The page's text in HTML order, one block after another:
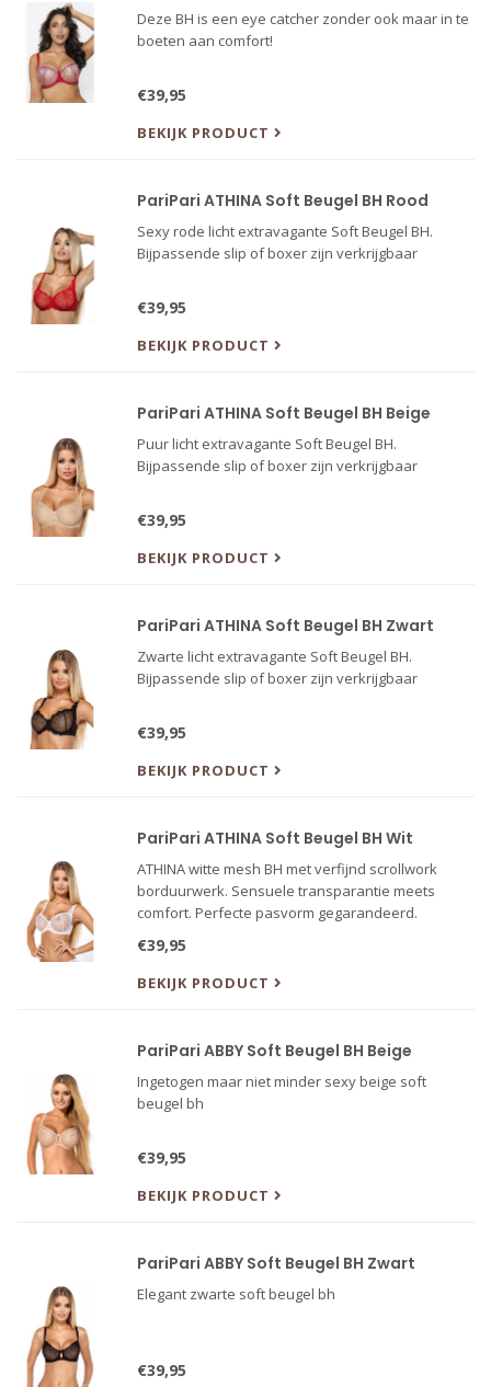
Deze BH is een eye catcher zonder ook maar in te
boeten aan comfort!
€39,95
BEKIJK PRODUCT
PariPari ATHINA Soft Beugel BH Rood
Sexy rode licht extravagante Soft Beugel BH.
Bijpassende slip of boxer zijn verkrijgbaar
€39,95
BEKIJK PRODUCT
PariPari ATHINA Soft Beugel BH Beige
Puur licht extravagante Soft Beugel BH.
Bijpassende slip of boxer zijn verkrijgbaar
€39,95
BEKIJK PRODUCT
PariPari ATHINA Soft Beugel BH Zwart
Zwarte licht extravagante Soft Beugel BH.
Bijpassende slip of boxer zijn verkrijgbaar
€39,95
BEKIJK PRODUCT
PariPari ATHINA Soft Beugel BH Wit
ATHINA witte mesh BH met verfijnd scrollwork
borduurwerk. Sensuele transparantie meets
comfort. Perfecte pasvorm gegarandeerd.
€39,95
BEKIJK PRODUCT
PariPari ABBY Soft Beugel BH Beige
Ingetogen maar niet minder sexy beige soft
beugel bh
€39,95
BEKIJK PRODUCT
PariPari ABBY Soft Beugel BH Zwart
Elegant zwarte soft beugel bh
€39,95